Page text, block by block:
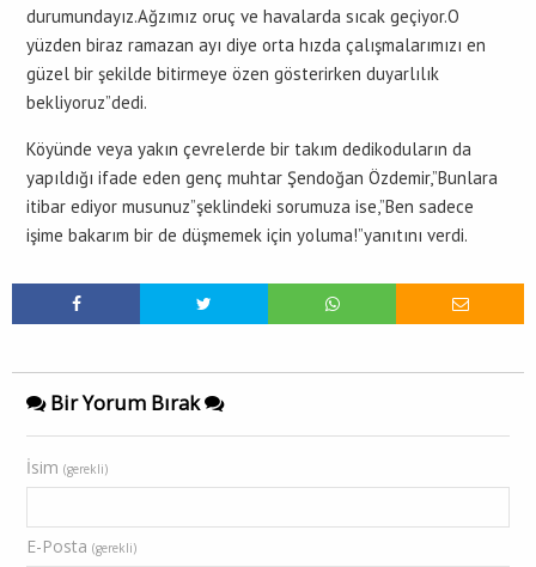
durumundayız.Ağzımız oruç ve havalarda sıcak geçiyor.O
yüzden biraz ramazan ayı diye orta hızda çalışmalarımızı en
güzel bir şekilde bitirmeye özen gösterirken duyarlılık
bekliyoruz”dedi.
Köyünde veya yakın çevrelerde bir takım dedikoduların da
yapıldığı ifade eden genç muhtar Şendoğan Özdemir,”Bunlara
itibar ediyor musunuz”şeklindeki sorumuza ise,”Ben sadece
işime bakarım bir de düşmemek için yoluma!”yanıtını verdi.
Bir Yorum Bırak
İsim (gerekli)
E-Posta (gerekli)